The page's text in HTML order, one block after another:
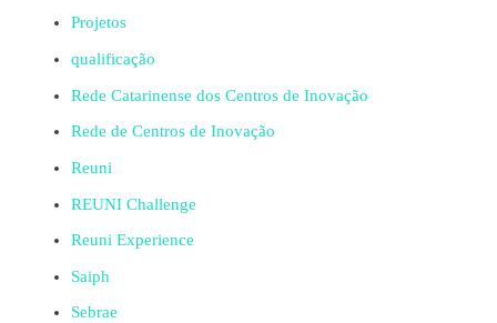
Projetos
qualificação
Rede Catarinense dos Centros de Inovação
Rede de Centros de Inovação
Reuni
REUNI Challenge
Reuni Experience
Saiph
Sebrae